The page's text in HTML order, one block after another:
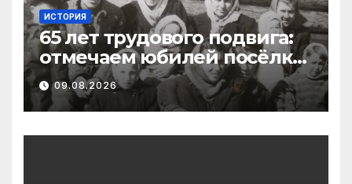
ИСТОРИЯ
65 лет трудового подвига:
отмечаем юбилей посёлка
Важский в Виноградовском
округе
09.08.2026